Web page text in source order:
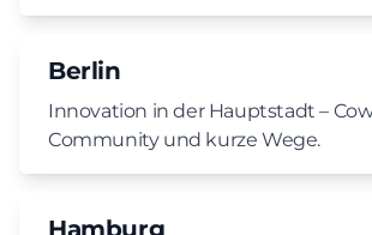
Berlin
Innovation in der Hauptstadt –
Community und kurze Wege.
Hamburg